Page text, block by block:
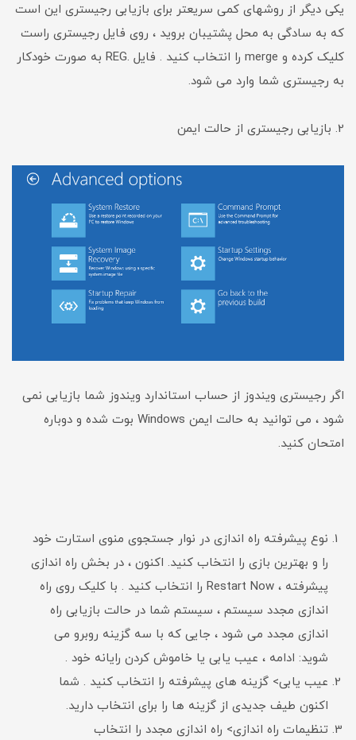
یکی دیگر از روشهای کمی سریعتر برای بازیابی رجیستری این است
که به سادگی به محل پشتیبان بروید ، روی فایل رجیستری راست
کلیک کرده و merge را انتخاب کنید . فایل .REG به صورت خودکار
به رجیستری شما وارد می شود.
2. بازیابی رجیستری از حالت ایمن
اگر رجیستری ویندوز از حساب استاندارد ویندوز شما بازیابی نمی
شود ، می توانید به حالت ایمن Windows بوت شده و دوباره
امتحان کنید.
نوع پیشرفته راه اندازی در نوار جستجوی منوی استارت خود
را و بهترین بازی را انتخاب کنید. اکنون ، در بخش راه اندازی
پیشرفته ، Restart Now را انتخاب کنید . با کلیک روی راه
اندازی مجدد سیستم ، سیستم شما در حالت بازیابی راه
اندازی مجدد می شود ، جایی که با سه گزینه روبرو می
شوید: ادامه ، عیب یابی یا خاموش کردن رایانه خود .
عیب یابی> گزینه های پیشرفته را انتخاب کنید . شما
اکنون طیف جدیدی از گزینه ها را برای انتخاب دارید.
تنظیمات راه اندازی> راه اندازی مجدد را انتخاب